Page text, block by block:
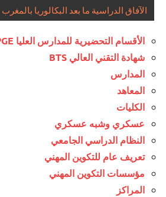
الآفاق الدراسية ما بعد البكالوريا بالمغرب
الأقسام التحضيرية للمدارس العليا CPGE
شهادة التقني العالي BTS
المدارس
المعاهد
الكليات
عسكري وشبه عسكري
النظام الدراسي الجامعي
تعريف عام للتكوين المهني
مؤسسات التكوين المهني
المراكز